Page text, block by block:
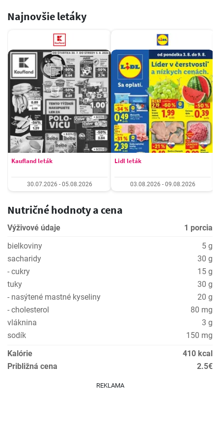
Najnovšie letáky
Kaufland leták
30.07.2026 - 05.08.2026
Lidl leták
03.08.2026 - 09.08.2026
Nutričné hodnoty a cena
Výživové údaje
1 porcia
bielkoviny
5 g
sacharidy
30 g
- cukry
15 g
tuky
30 g
- nasýtené mastné kyseliny
20 g
- cholesterol
80 mg
vláknina
3 g
sodík
150 mg
Kalórie
410 kcal
Približná cena
2.5€
REKLAMA